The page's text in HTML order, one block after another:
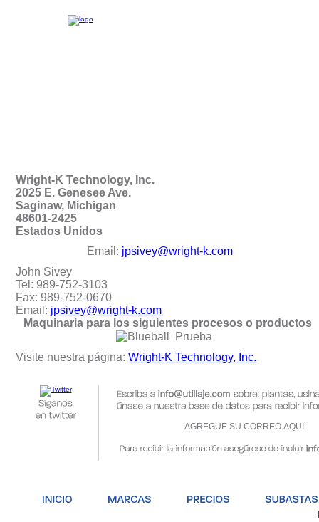
Wright-K Technology, Inc.
2025 E. Genesee Ave.
Saginaw, Michigan
48601-2425
Estados Unidos
Email: jpsivey@wright-k.com
John Sivey
Tel: 989-752-3103
Fax: 989-752-0670
Email: jpsivey@wright-k.com
Maquinaria para los siguientes procesos o productos
Prueba
Visite nuestra página:Wright-K Technology, Inc.